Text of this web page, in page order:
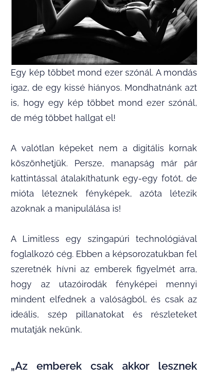
Egy kép többet mond ezer szónál. A mondás
igaz, de egy kissé hiányos. Mondhatnánk azt
is, hogy egy kép többet mond ezer szónál,
de még többet hallgat el!
A valótlan képeket nem a digitális kornak
köszönhetjük. Persze, manapság már pár
kattintással átalakíthatunk egy-egy fotót, de
mióta léteznek fényképek, azóta létezik
azoknak a manipulálása is!
A Limitless egy szingapúri technológiával
foglalkozó cég. Ebben a képsorozatukban fel
szeretnék hívni az emberek figyelmét arra,
hogy az utazóirodák fényképei mennyi
mindent elfednek a valóságból, és csak az
ideális, szép pillanatokat és részleteket
mutatják nekünk.
„Az emberek csak akkor lesznek